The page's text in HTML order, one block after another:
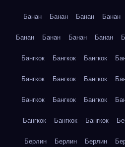
Банан Банан Банан Банан
Банан Банан Банан Банан
Бангкок Бангкок Бангкок
Бангкок Бангкок Бангкок
Бангкок Бангкок Бангкок
Бангкок Бангкок Бангкок
Берлин Берлин Берлин